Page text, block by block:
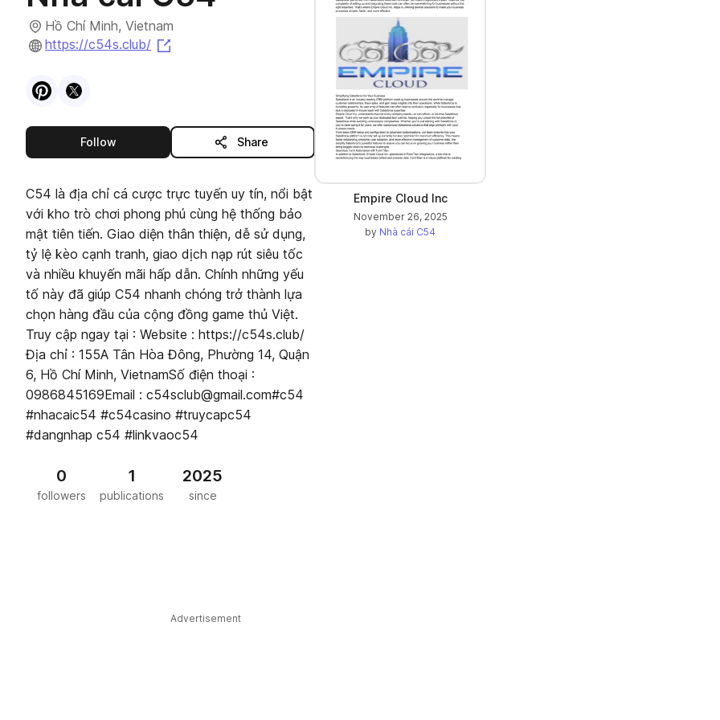
Hồ Chí Minh, Vietnam
https://c54s.club/
VisitPinterest
Visit
Followthis publisher Share
C54 là địa chỉ cá cược trực tuyến uy tín, nổi bật
với kho trò chơi phong phú cùng hệ thống bảo
mật tiên tiến. Giao diện thân thiện, dễ sử dụng,
tỷ lệ kèo cạnh tranh, giao dịch nạp rút siêu tốc
và nhiều khuyến mãi hấp dẫn. Chính những yếu
tố này đã giúp C54 nhanh chóng trở thành lựa
chọn hàng đầu của cộng đồng game thủ Việt.
Truy cập ngay tại : Website : https://c54s.club/
Địa chỉ : 155A Tân Hòa Đông, Phường 14, Quận
6, Hồ Chí Minh, VietnamSố điện thoại :
0986845169Email : c54sclub@gmail.com#c54
#nhacaic54 #c54casino #truycapc54
#dangnhap c54 #linkvaoc54
0
followers
1
publications
2025
since
Advertisement
Empire Cloud Inc
November 26, 2025
by Nhà cái C54